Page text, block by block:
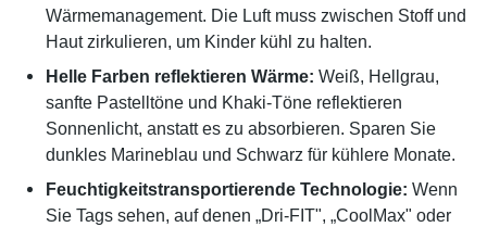
Wärmemanagement. Die Luft muss zwischen Stoff und
Haut zirkulieren, um Kinder kühl zu halten.
Helle Farben reflektieren Wärme: Weiß, Hellgrau,
sanfte Pastelltöne und Khaki-Töne reflektieren
Sonnenlicht, anstatt es zu absorbieren. Sparen Sie
dunkles Marineblau und Schwarz für kühlere Monate.
Feuchtigkeitstransportierende Technologie: Wenn
Sie Tags sehen, auf denen „Dri-FIT", „CoolMax" oder